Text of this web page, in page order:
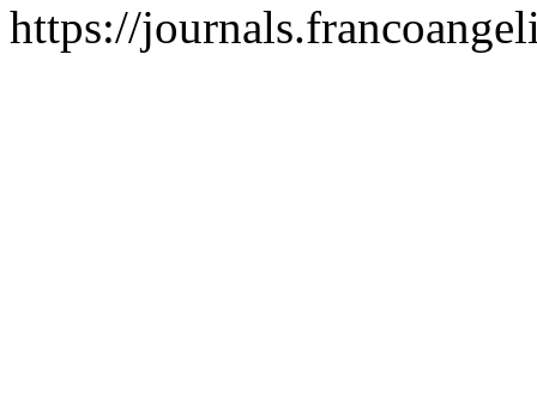
https://